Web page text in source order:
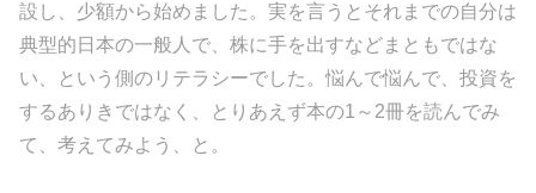
設し、少額から始めました。実を言うとそれまでの自分は
典型的日本の一般人で、株に手を出すなどまともではな
い、という側のリテラシーでした。悩んで悩んで、投資を
するありきではなく、とりあえず本の1～2冊を読んでみ
て、考えてみよう、と。